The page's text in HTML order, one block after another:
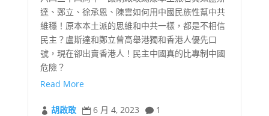
達、鄭立、徐承恩、陳雲如何用中國民族性幫中共
維穩！原本本土派的思維和中共一樣，都是不相信
民主？盧斯達和鄭立曾高舉港獨和香港人優先口
號，現在卻出賣香港人！民主中國真的比專制中國
危險？
Read More
 胡啟敢  6 月 4, 2023  1